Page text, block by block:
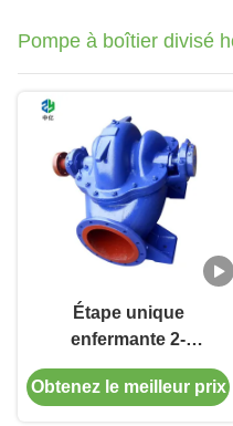
Pompe à boîtier divisé
Étape unique
enfermante 2-
4000m3/H de la
pompe 1.6MPa de
Obtenez le meilleur prix